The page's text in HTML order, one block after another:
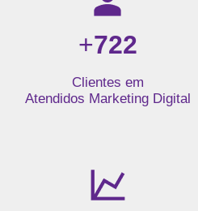
+722
Clientes em
Atendidos Marketing Digital